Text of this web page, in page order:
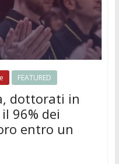
FEATURED
dottorati in
96% dei
entro un